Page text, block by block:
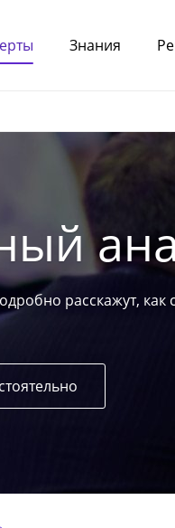
Знания
расскажут, как